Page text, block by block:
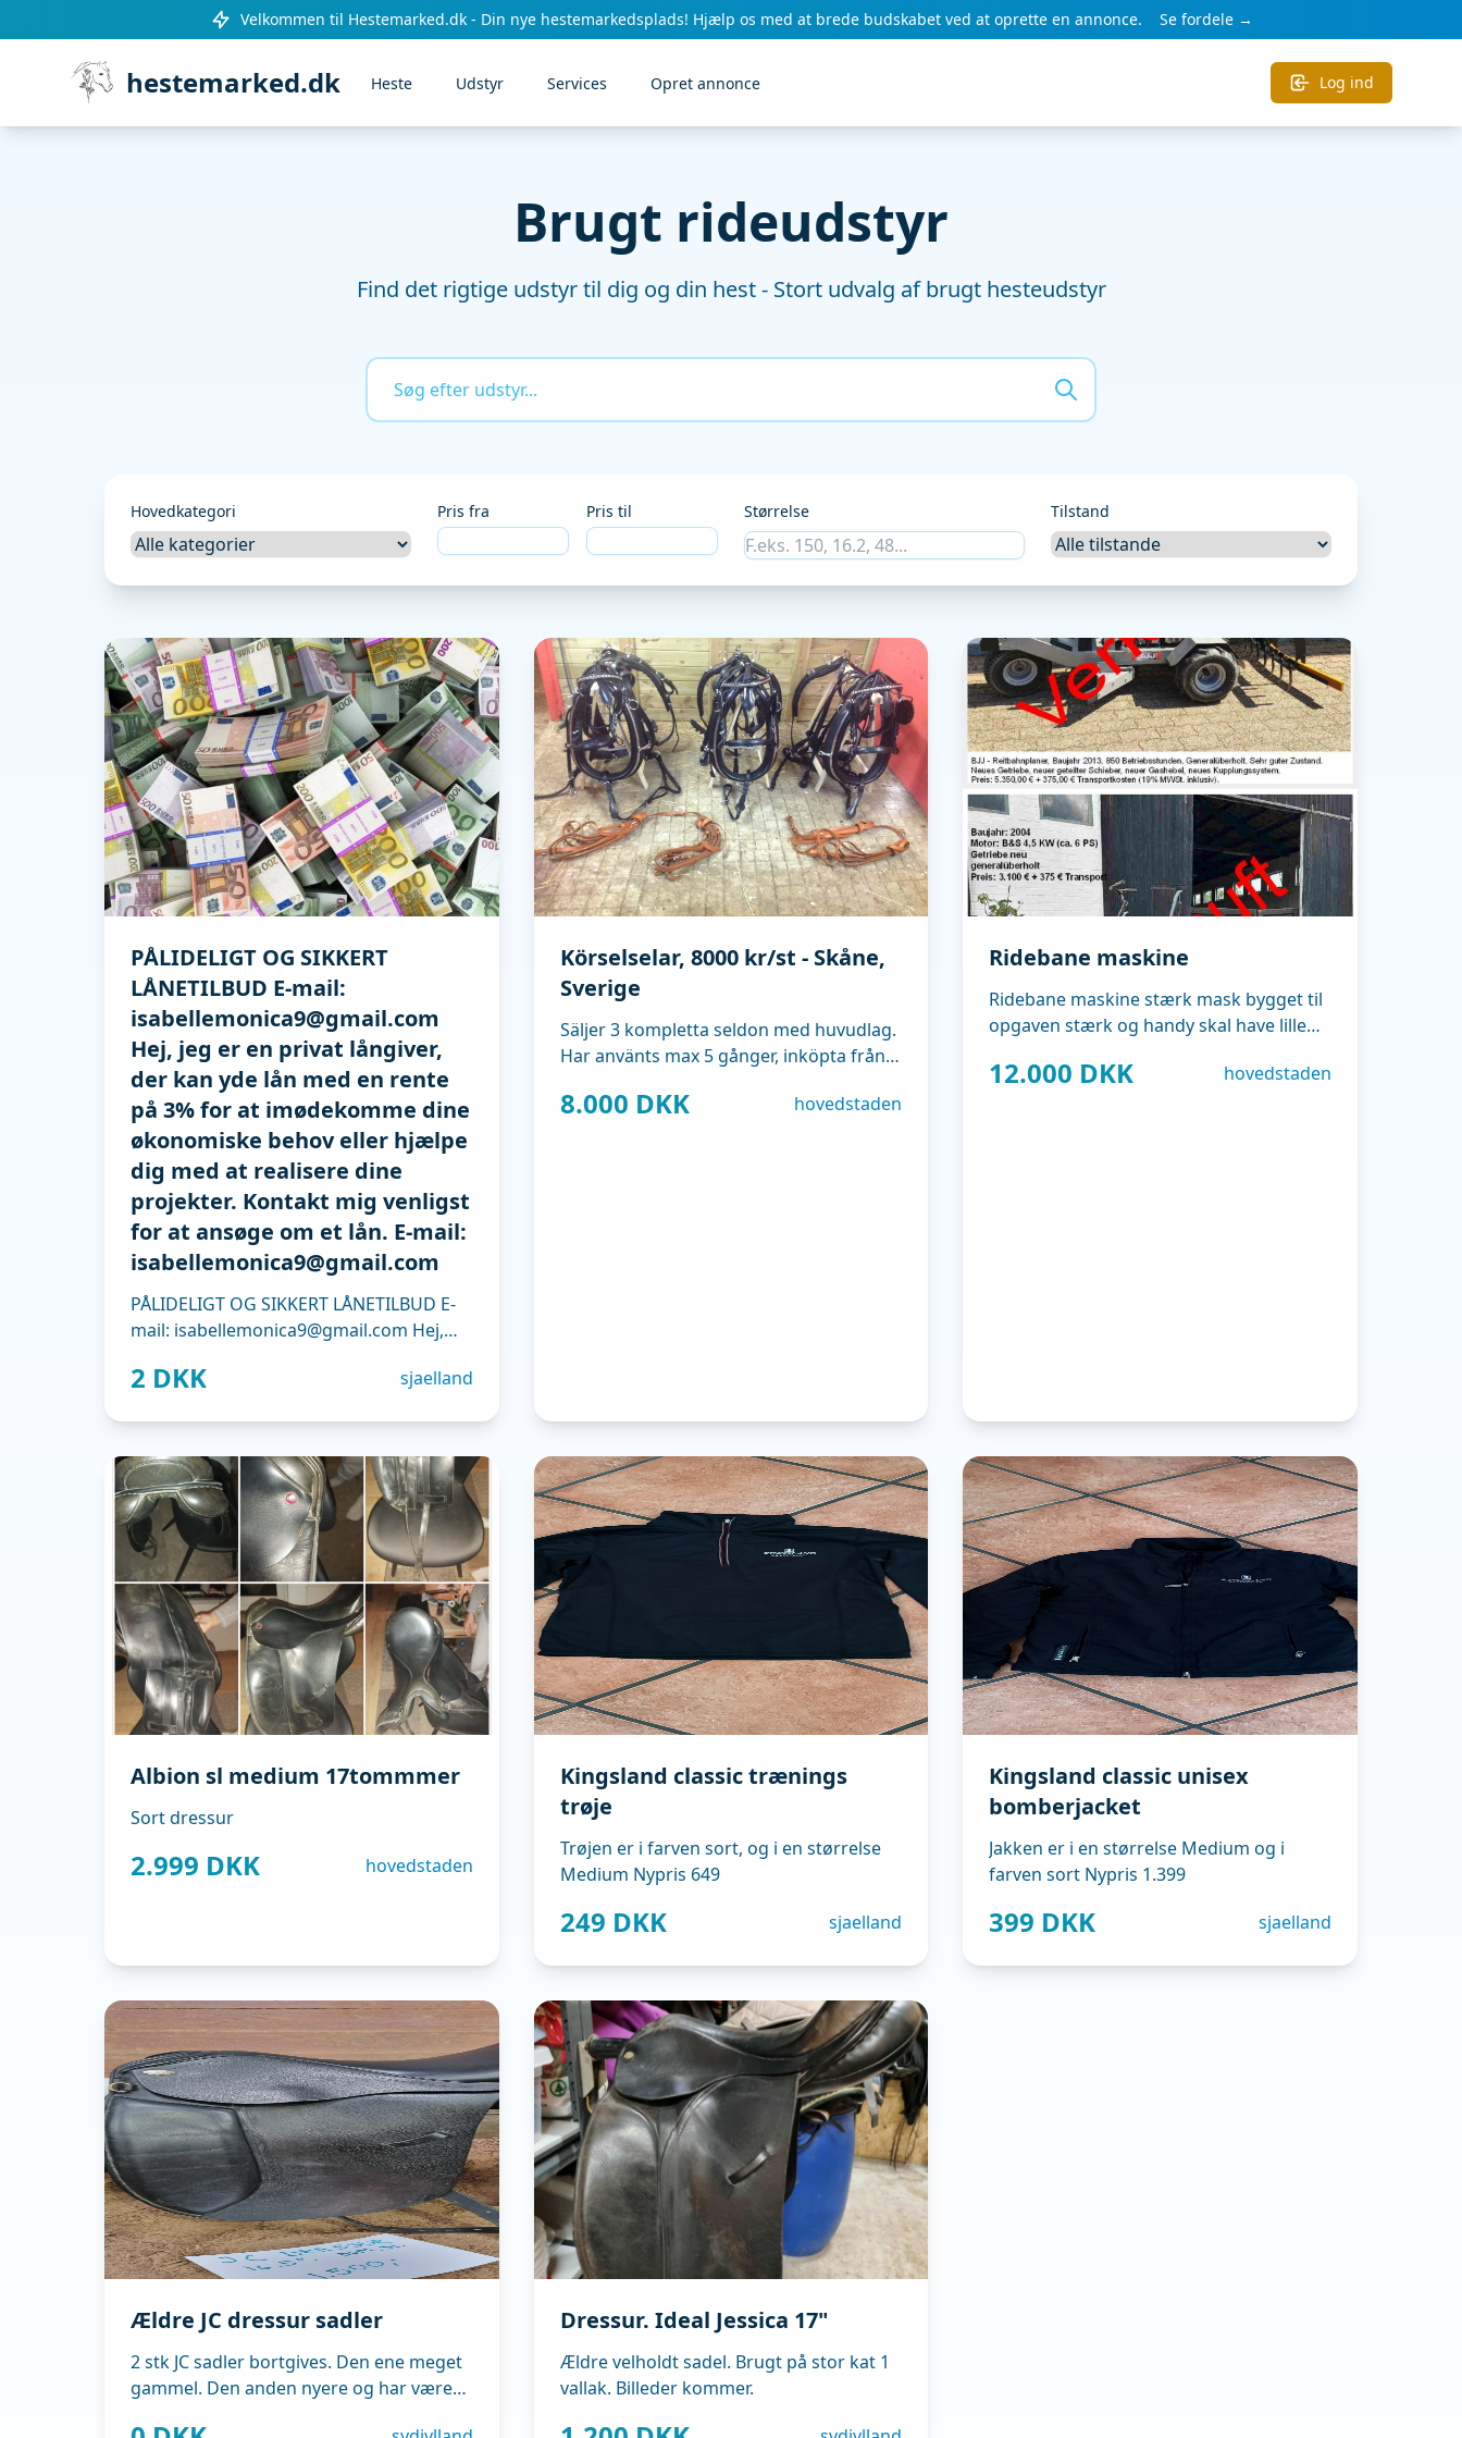
Velkommen til Hestemarked.dk - Din nye hestemarkedsplads! Hjælp os med at brede budskabet ved at oprette en annonce. Se fordele →
hestemarked.dk Heste Udstyr Services Opret annonce Log ind
Brugt rideudstyr
Find det rigtige udstyr til dig og din hest - Stort udvalg af brugt hesteudstyr
Hovedkategori Pris fra Pris til Størrelse Tilstand
PÅLIDELIGT OG SIKKERT
LÅNETILBUD E-mail:
isabellemonica9@gmail.com
Hej, jeg er en privat långiver,
der kan yde lån med en rente
på 3% for at imødekomme dine
økonomiske behov eller hjælpe
dig med at realisere dine
projekter. Kontakt mig venligst
for at ansøge om et lån. E-mail:
isabellemonica9@gmail.com
PÅLIDELIGT OG SIKKERT LÅNETILBUD E-
mail: isabellemonica9@gmail.com Hej,
med en rente på 3% for at imødekomme
mig venligst for at ansøge om et lån. E-
mail: isabellemonica9@gmail.com
2 DKK sjaelland
Körselselar, 8000 kr/st - Skåne,
Sverige
Säljer 3 kompletta seldon med huvudlag.
Har använts max 5 gånger, inköpta från
8.000 DKK hovedstaden
Ridebane maskine
Ridebane maskine stærk mask bygget til
opgaven stærk og handy skal have lille
12.000 DKK hovedstaden
Albion sl medium 17tommmer
Sort dressur
2.999 DKK hovedstaden
Kingsland classic trænings
trøje
Trøjen er i farven sort, og i en størrelse
Medium Nypris 649
249 DKK sjaelland
Kingsland classic unisex
bomberjacket
Jakken er i en størrelse Medium og i
farven sort Nypris 1.399
399 DKK sjaelland
Ældre JC dressur sadler
2 stk JC sadler bortgives. Den ene meget
gammel. Den anden nyere og har været
Dressur. Ideal Jessica 17"
Ældre velholdt sadel. Brugt på stor kat 1
vallak. Billeder kommer.